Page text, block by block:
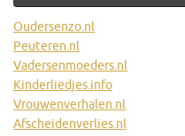
Oudersenzo.nl
Peuteren.nl
Vadersenmoeders.nl
Kinderliedjes.info
Vrouwenverhalen.nl
Afscheidenverlies.nl